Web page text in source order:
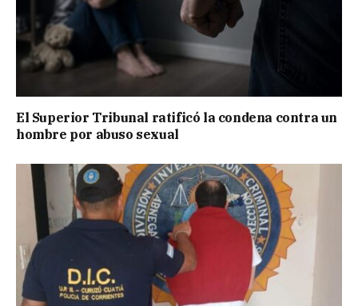
El Superior Tribunal ratificó la condena contra un
hombre por abuso sexual